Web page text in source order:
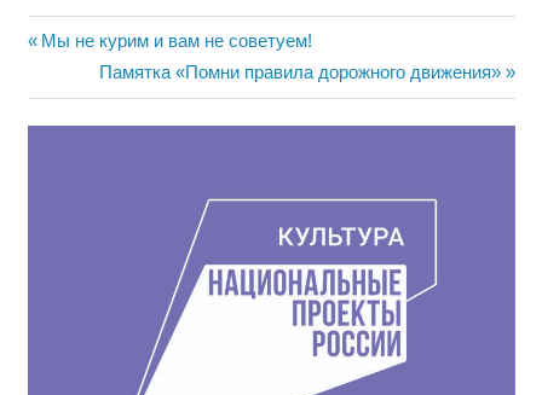
Навигация
по
Предыдущая
запись:
Мы не курим и вам не советуем!
Следующая
запись:
Памятка «Помни правила дорожного движения»